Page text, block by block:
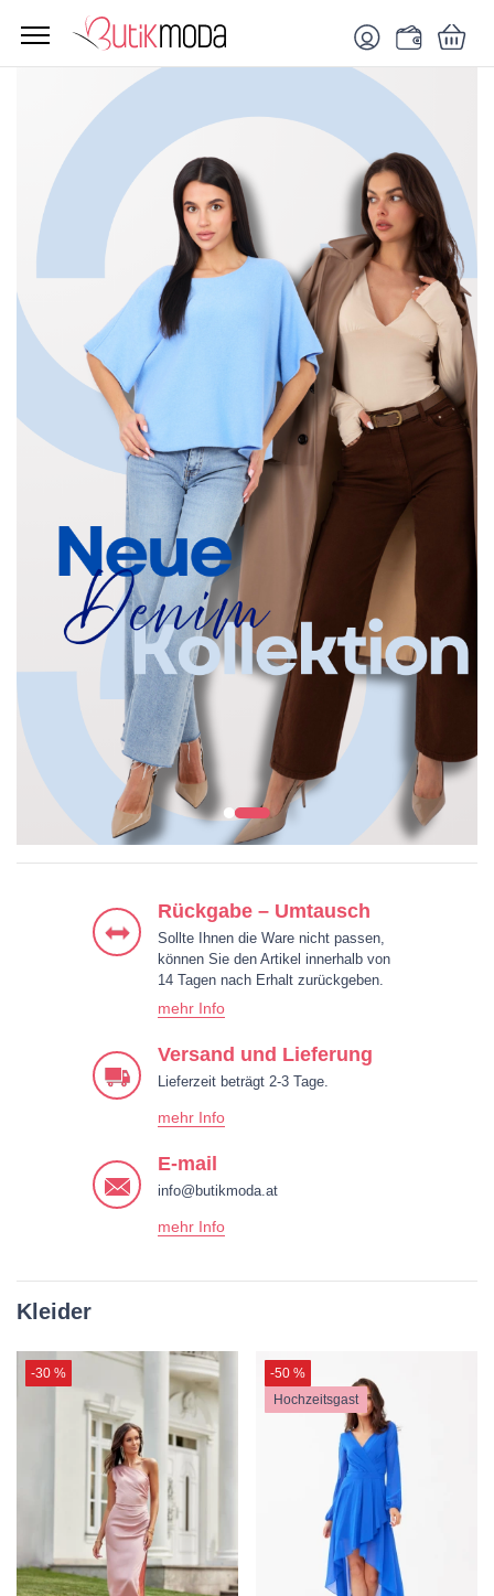
Rückgabe – Umtausch
Sollte Ihnen die Ware nicht passen,
können Sie den Artikel innerhalb von
14 Tagen nach Erhalt zurückgeben.
mehr Info
Versand und Lieferung
Lieferzeit beträgt 2-3 Tage.
mehr Info
E-mail
info@butikmoda.at
mehr Info
Kleider
-30 %
-50 %
Hochzeitsgast